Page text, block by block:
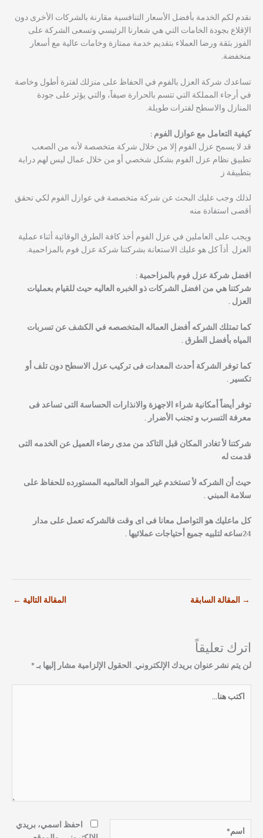
نقدم لكم الخدمة بأفضل الأسعار التنافسية مقارنة بالشركات الأخرى دون
الإقلاع بجودة الخامات التي هي شعارنا الرئيسي وتسعى الشركة على
الفوز بثقة ورضا العملاء بتقديم خدمة ممتازة وخامات عالية مع أسعار
منخفضة.
تساعدك شركة العزل بالفوم في الحفاظ على منزلك لفترة أطول وخاصة
في أرجاء المملكة التي تتسم بالحرارة صيفاََ، والتي يؤثر على جودة
المنازل والاسطح لفترات طويلة.
كيفية التعامل مع عوازل الفوم :
قد لا يسمح عزل الفوم إلا من خلال شركة متخصصة لأنه من الصعب
تطبيق نظام عزل الفوم بشكل شخصي أو من خلال عمال ليس لهم دراية
بتطبيقة ز
لذلك وجب عليك البحث عن شركة متخصصة في عوازل الفوم لكي تحقق
أقصى استفادة منه
ويجب على العاملين في عزل الفوم أخذ كافة الطرق الوقائية أثناء عملية
العزل أذاََ كل هو عليك الاستعانة بشركتنا شركة عزل فوم بالمزاحمية.
افضل شركة عزل فوم بالمزاحمية :
شركتنا هي من افضل الشركات ذو الخبره العاليه حيث للقيام بعمليات
العزل .
كما تمتلك الشركه أفضل العماله المتخصصه في الكشف عن تسربات
المياه بأفضل الطرق .
كما توفر الشركة أحدث المعدات فى تركيب عزل الاسطح دون تلف أو
تكسير .
توفر أيضاً أمكانية شراء الاجهزة والانذارات الحساسة التى تساعد فى
معرفة التسرب و تجنب الأضرار .
شركتنا لأ تغادر المكان قبل التاكد من مدى رضاء العميل عن الخدمه التى
قدمت له
حيث أن الشركه لأ تستخدم غير المواد العالميه المستورده للحفاظ على
سلامة المبني .
كل ماعليك هو التواصل معانا فى اى وقت فالشركه تعمل على مدار
24ساعه لتلبيه جميع أحتياجات عملائيها .
→ المقالة السابقة المقالة التالية ←
اترك تعليقاً
لن يتم نشر عنوان بريدك الإلكتروني. الحقول الإلزامية مشار إليها بـ*
اكتب
هنا...
اسم*
احفظ اسمي، بريدي